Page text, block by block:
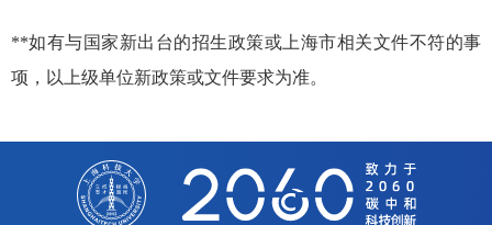
**如有与国家新出台的招生政策或上海市相关文件不符的事
项，以上级单位新政策或文件要求为准。